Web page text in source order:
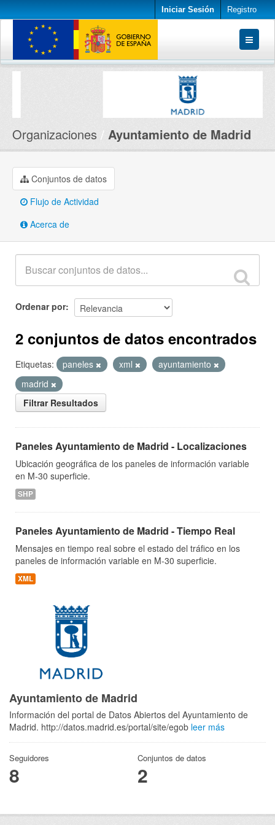
Iniciar Sesión Registro
Conjuntos de datos
Organizaciones Ayuntamiento de Madrid
Conjuntos de datos
Flujo de Actividad
Acerca de
Ordenar por
2 conjuntos de datos encontrados
Etiquetas: paneles xml
ayuntamiento
madrid
Filtrar Resultados
Paneles Ayuntamiento de Madrid - Localizaciones
Ubicación geográfica de los paneles de información variable
en M-30 superficie.
SHP
Paneles Ayuntamiento de Madrid - Tiempo Real
Mensajes en tiempo real sobre el estado del tráfico en los
paneles de información variable en M-30 superficie.
XML
Ayuntamiento de Madrid
Información del portal de Datos Abiertos del Ayuntamiento de
Madrid. http://datos.madrid.es/portal/site/egob leer más
Seguidores
8
Conjuntos de datos
2